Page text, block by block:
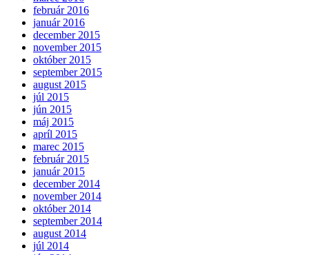
február 2016
január 2016
december 2015
november 2015
október 2015
september 2015
august 2015
júl 2015
jún 2015
máj 2015
apríl 2015
marec 2015
február 2015
január 2015
december 2014
november 2014
október 2014
september 2014
august 2014
júl 2014